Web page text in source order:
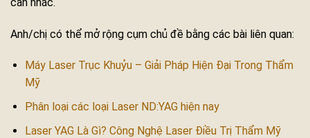
Anh/chị có thể mở rộng cụm chủ đề bằng các bài liên quan:
Máy Laser Trục Khuỷu – Giải Pháp Hiện Đại Trong Thẩm
Mỹ
Phân loại các loại Laser ND:YAG hiện nay
Laser YAG Là Gì? Công Nghệ Laser Điều Trị Thẩm Mỹ